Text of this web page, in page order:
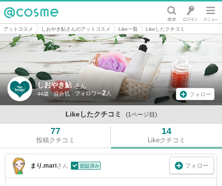
@cosme
アットコスメ しおやき鮎さんのアットコスメ Like一覧 Likeしたクチコミ
しおやき鮎 さん
44歳 混合肌 2 フォロー
Likeしたクチコミ (1ページ目)
77
投稿クチコミ
14
Likeクチコミ
まり.mariさん フォロー